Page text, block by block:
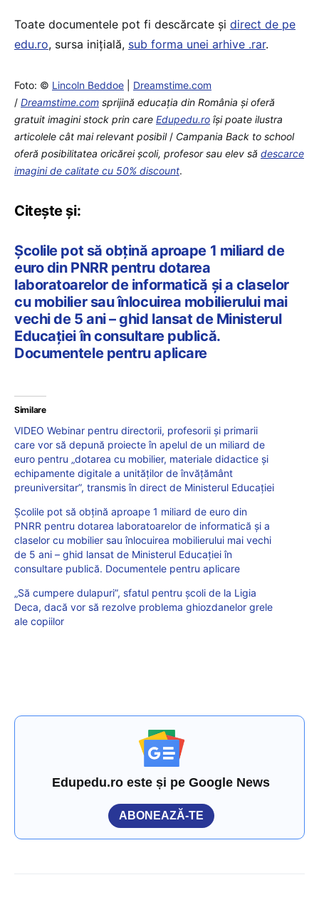
Toate documentele pot fi descărcate și direct de pe
edu.ro, sursa inițială, sub forma unei arhive .rar.
Foto: © Lincoln Beddoe
Dreamstime.com
/ Dreamstime.com sprijină educaţia din România şi oferă
gratuit imagini stock prin care Edupedu.ro îşi poate ilustra
articolele cât mai relevant posibil/ Campania Back to school
oferă posibilitatea oricărei școli, profesor sau elev să descarce
imagini de calitate cu 50% discount.
Citește și:
Școlile pot să obțină aproape 1 miliard de
euro din PNRR pentru dotarea
laboratoarelor de informatică și a claselor
cu mobilier sau înlocuirea mobilierului mai
vechi de 5 ani – ghid lansat de Ministerul
Educației în consultare publică.
Documentele pentru aplicare
Similare
VIDEO Webinar pentru directorii, profesorii și primarii
care vor să depună proiecte în apelul de un miliard de
euro pentru „dotarea cu mobilier, materiale didactice și
echipamente digitale a unităților de învățământ
preuniversitar”, transmis în direct de Ministerul Educației
Școlile pot să obțină aproape 1 miliard de euro din
PNRR pentru dotarea laboratoarelor de informatică și a
claselor cu mobilier sau înlocuirea mobilierului mai vechi
de 5 ani – ghid lansat de Ministerul Educației în
consultare publică. Documentele pentru aplicare
„Să cumpere dulapuri”, sfatul pentru școli de la Ligia
Deca, dacă vor să rezolve problema ghiozdanelor grele
ale copiilor
Edupedu.ro este și pe Google News
ABONEAZĂ-TE